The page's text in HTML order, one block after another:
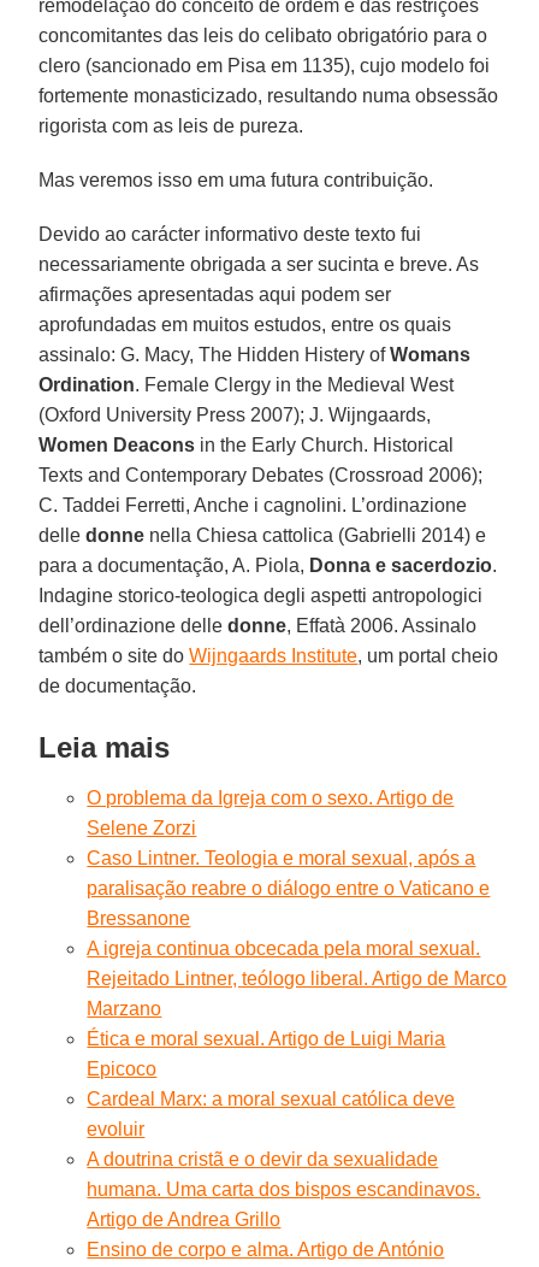
remodelação do conceito de ordem e das restrições
concomitantes das leis do celibato obrigatório para o
clero (sancionado em Pisa em 1135), cujo modelo foi
fortemente monasticizado, resultando numa obsessão
rigorista com as leis de pureza.
Mas veremos isso em uma futura contribuição.
Devido ao carácter informativo deste texto fui
necessariamente obrigada a ser sucinta e breve. As
afirmações apresentadas aqui podem ser
aprofundadas em muitos estudos, entre os quais
assinalo: G. Macy, The Hidden Histery ofWomans
Ordination. Female Clergy in the Medieval West
(Oxford University Press 2007); J. Wijngaards,
Women Deacons in the Early Church. Historical
Texts and Contemporary Debates (Crossroad 2006);
C. Taddei Ferretti, Anche i cagnolini. L’ordinazione
delledonne nella Chiesa cattolica (Gabrielli 2014) e
para a documentação, A. Piola, Donna e sacerdozio.
Indagine storico-teologica degli aspetti antropologici
dell’ordinazione delledonne, Effatà 2006. Assinalo
também o site doWijngaards Institute, um portal cheio
de documentação.
Leia mais
O problema da Igreja com o sexo. Artigo de
Selene Zorzi
Caso Lintner. Teologia e moral sexual, após a
paralisação reabre o diálogo entre o Vaticano e
Bressanone
A igreja continua obcecada pela moral sexual.
Rejeitado Lintner, teólogo liberal. Artigo de Marco
Marzano
Ética e moral sexual. Artigo de Luigi Maria
Epicoco
Cardeal Marx: a moral sexual católica deve
evoluir
A doutrina cristã e o devir da sexualidade
humana. Uma carta dos bispos escandinavos.
Artigo de Andrea Grillo
Ensino de corpo e alma. Artigo de António